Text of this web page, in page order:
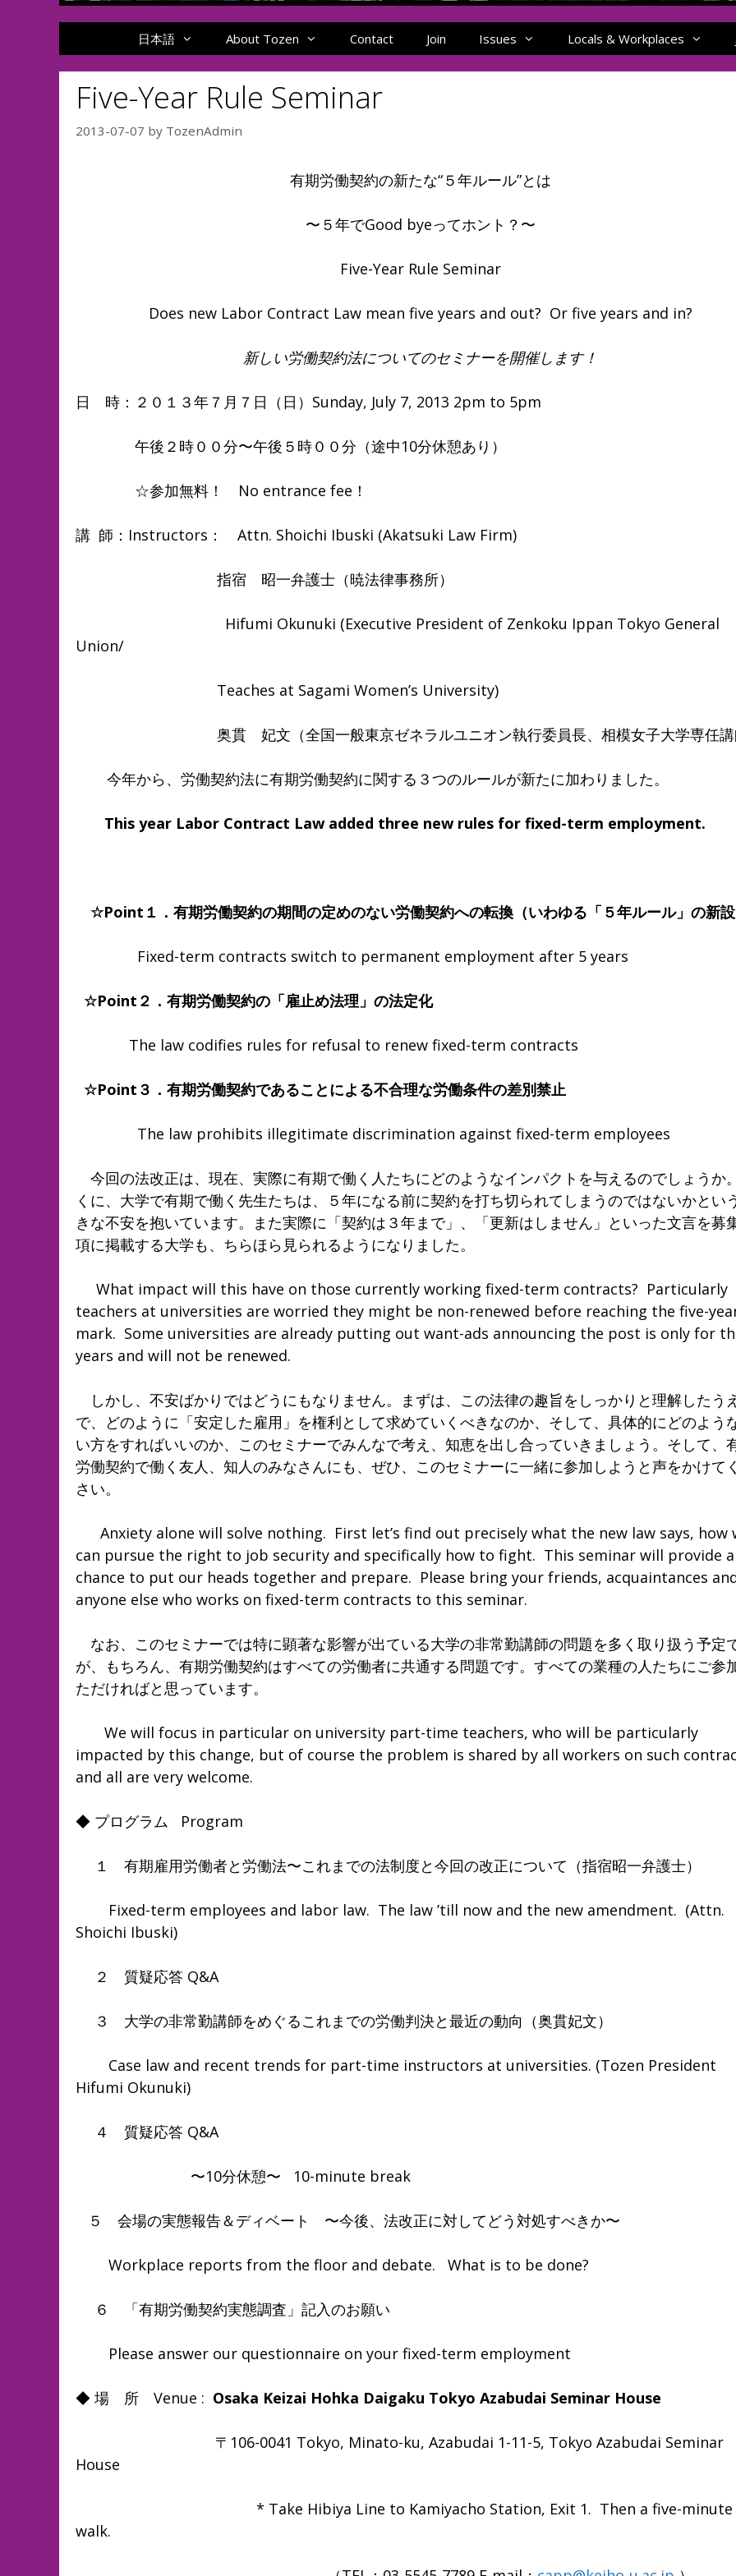
日本語 About Tozen Contact Join Issues Locals & Workplaces
Five-Year Rule Seminar
2013-07-07 by TozenAdmin
有期労働契約の新たな“５年ルール”とは
〜５年でGood byeってホント？〜
Five-Year Rule Seminar
Does new Labor Contract Law mean five years and out? Or five years and in?
新しい労働契約法についてのセミナーを開催します！
日 時：２０１３年７月７日（日）Sunday, July 7, 2013 2pm to 5pm
午後２時００分〜午後５時００分（途中10分休憩あり）
☆参加無料！ No entrance fee！
講 師：Instructors： Attn. Shoichi Ibuski (Akatsuki Law Firm)
指宿 昭一弁護士（暁法律事務所）
Hifumi Okunuki (Executive President of Zenkoku Ippan Tokyo General
Union/
Teaches at Sagami Women’s University)
奥貫 妃文（全国一般東京ゼネラルユニオン執行委員長、相模女子大学専任講
今年から、労働契約法に有期労働契約に関する３つのルールが新たに加わりました。
This year Labor Contract Law added three new rules for fixed-term employment.
☆Point １．有期労働契約の期間の定めのない労働契約への転換（いわゆる「５年ルール」の新設
Fixed-term contracts switch to permanent employment after 5 years
☆Point ２．有期労働契約の「雇止め法理」の法定化
The law codifies rules for refusal to renew fixed-term contracts
☆Point ３．有期労働契約であることによる不合理な労働条件の差別禁止
The law prohibits illegitimate discrimination against fixed-term employees
今回の法改正は、現在、実際に有期で働く人たちにどのようなインパクトを与えるのでしょうか
くに、大学で有期で働く先生たちは、５年になる前に契約を打ち切られてしまうのではないかとい
きな不安を抱いています。また実際に「契約は３年まで」、「更新はしません」といった文言を募
項に掲載する大学も、ちらほら見られるようになりました。
What impact will this have on those currently working fixed-term contracts? Particularly
teachers at universities are worried they might be non-renewed before reaching the five-
mark. Some universities are already putting out want-ads announcing the post is only for
years and will not be renewed.
しかし、不安ばかりではどうにもなりません。まずは、この法律の趣旨をしっかりと理解したうえ
で、どのように「安定した雇用」を権利として求めていくべきなのか、そして、具体的にどのよう
い方をすればいいのか、このセミナーでみんなで考え、知恵を出し合っていきましょう。そして、
労働契約で働く友人、知人のみなさんにも、ぜひ、このセミナーに一緒に参加しようと声をかけて
さい。
Anxiety alone will solve nothing. First let’s find out precisely what the new law says, how
can pursue the right to job security and specifically how to fight. This seminar will provide a
chance to put our heads together and prepare. Please bring your friends, acquaintances
anyone else who works on fixed-term contracts to this seminar.
なお、このセミナーでは特に顕著な影響が出ている大学の非常勤講師の問題を多く取り扱う予定
が、もちろん、有期労働契約はすべての労働者に共通する問題です。すべての業種の人たちにご参
ただければと思っています。
We will focus in particular on university part-time teachers, who will be particularly
impacted by this change, but of course the problem is shared by all workers on such
and all are very welcome.
◆ プログラム Program
１ 有期雇用労働者と労働法〜これまでの法制度と今回の改正について（指宿昭一弁護士）
Fixed-term employees and labor law. The law ’till now and the new amendment. (Attn.
Shoichi Ibuski)
２ 質疑応答 Q&A
３ 大学の非常勤講師をめぐるこれまでの労働判決と最近の動向（奥貫妃文）
Case law and recent trends for part-time instructors at universities. (Tozen President
Hifumi Okunuki)
４ 質疑応答 Q&A
〜10分休憩〜 10-minute break
５ 会場の実態報告＆ディベート 〜今後、法改正に対してどう対処すべきか〜
Workplace reports from the floor and debate. What is to be done?
６ 「有期労働契約実態調査」記入のお願い
Please answer our questionnaire on your fixed-term employment
◆ 場 所 Venue : Osaka Keizai Hohka Daigaku Tokyo Azabudai Seminar House
〒106-0041 Tokyo, Minato-ku, Azabudai 1-11-5, Tokyo Azabudai Seminar
House
* Take Hibiya Line to Kamiyacho Station, Exit 1. Then a five-minute
walk.